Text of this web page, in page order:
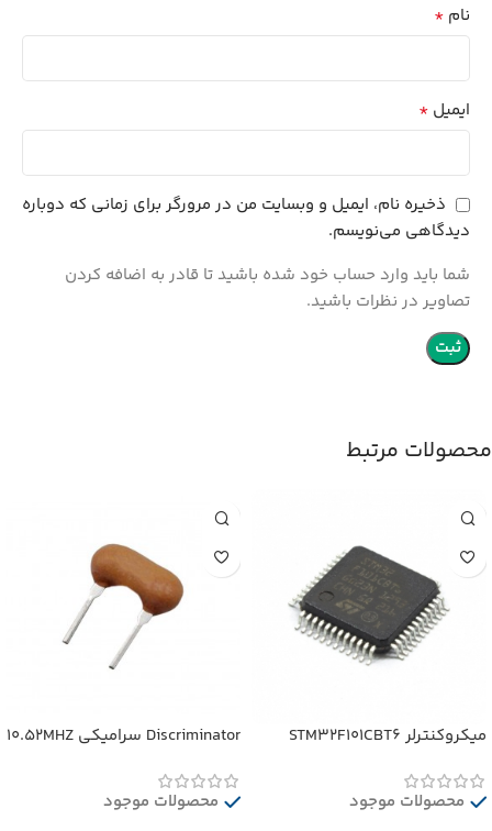
نام *
ایمیل *
ذخیره نام، ایمیل و وبسایت من در مرورگر برای زمانی که دوباره
دیدگاهی می‌نویسم.
شما باید وارد حساب خود شده باشید تا قادر به اضافه کردن
تصاویر در نظرات باشید.
محصولات مرتبط
میکروکنترلر STM32F101CBT6
محصولات موجود
Discriminator سرامیکی 10.52MHZ
محصولات موجود